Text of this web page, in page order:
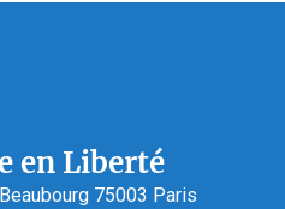
en Liberté
75003 Paris